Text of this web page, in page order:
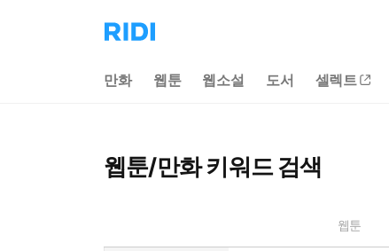
리
디
으
만화 웹툰 웹소설 도서 셀렉트
웹툰/만화 키워드 검색
웹툰